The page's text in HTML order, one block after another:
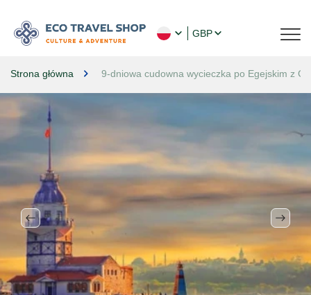
GBP
Strona główna 9-dniowa cudowna wycieczka po Egejskim z